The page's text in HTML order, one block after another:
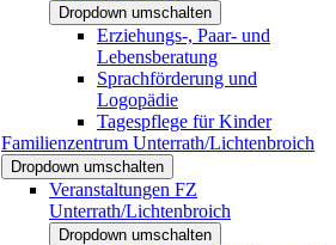
Dropdown umschalten
Erziehungs-, Paar- und
Lebensberatung
Sprachförderung und
Logopädie
Tagespflege für Kinder
Familienzentrum Unterrath/Lichtenbroich
Dropdown umschalten
Veranstaltungen FZ
Unterrath/Lichtenbroich
Dropdown umschalten